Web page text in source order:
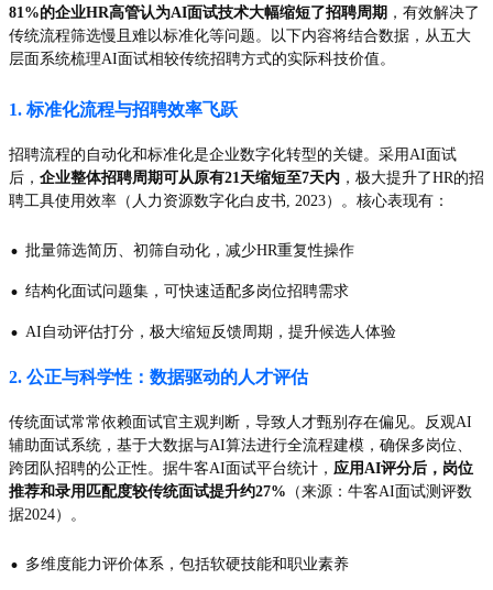
81%的企业HR高管认为AI面试技术大幅缩短了招聘周期 ，有效解决了
传统流程筛选慢且难以标准化等问题。以下内容将结合数据，从五大
层面系统梳理AI面试相较传统招聘方式的实际科技价值。
1. 标准化流程与招聘效率飞跃
招聘流程的自动化和标准化是企业数字化转型的关键。采用AI面试
后， 企业整体招聘周期可从原有21天缩短至7天内 ，极大提升了HR的招
聘工具使用效率（人力资源数字化白皮书, 2023）。核心表现有：
· 批量筛选简历、初筛自动化，减少HR重复性操作
· 结构化面试问题集，可快速适配多岗位招聘需求
· AI自动评估打分，极大缩短反馈周期，提升候选人体验
2. 公正与科学性：数据驱动的人才评估
传统面试常常依赖面试官主观判断，导致人才甄别存在偏见。反观AI
辅助面试系统，基于大数据与AI算法进行全流程建模，确保多岗位、
跨团队招聘的公正性。据牛客AI面试平台统计， 应用AI评分后，岗位
推荐和录用匹配度较传统面试提升约27% （来源：牛客AI面试测评数
据2024）。
· 多维度能力评价体系，包括软硬技能和职业素养